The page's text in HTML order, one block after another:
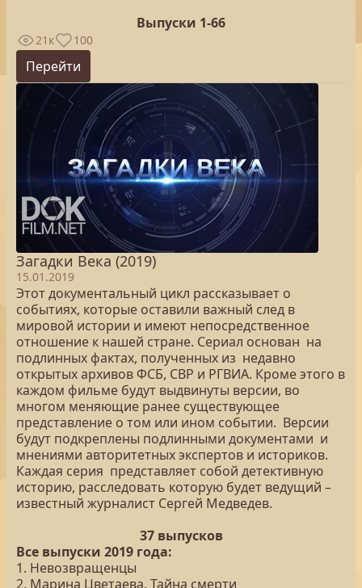
Выпуски 1-66
21к 100
Перейти
Загадки Века (2019)
15.01.2019
Этот документальный цикл рассказывает о
событиях, которые оставили важный след в
мировой истории и имеют непосредственное
отношение к нашей стране. Сериал основан на
подлинных фактах, полученных из недавно
открытых архивов ФСБ, СВР и РГВИА. Кроме этого в
каждом фильме будут выдвинуты версии, во
многом меняющие ранее существующее
представление о том или ином событии. Версии
будут подкреплены подлинными документами и
мнениями авторитетных экспертов и историков.
Каждая серия представляет собой детективную
историю, расследовать которую будет ведущий –
известный журналист Сергей Медведев.
37 выпусков
Все выпуски 2019 года:
1. Невозвращенцы
2. Марина Цветаева. Тайна смерти